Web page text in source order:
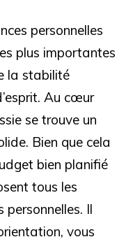
personnelles
plus importantes
la stabilité
Au cœur
se trouve un
Bien que cela
bien planifié
tous les
Il
vous